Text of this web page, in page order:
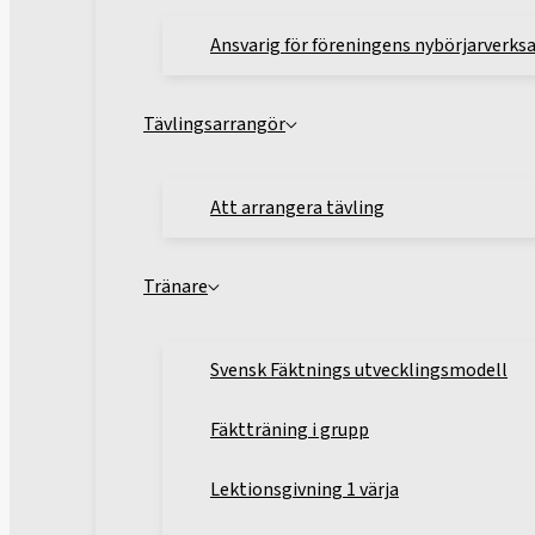
Ansvarig för föreningens
Tävlingsarrangör
Att arrangera tävling
Tränare
Svensk Fäktnings utvecklingsmodell
Fäktträning i grupp
Lektionsgivning 1 värja